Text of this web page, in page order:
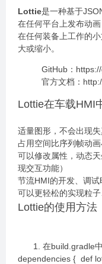
Lottie是一种基于
在任何平台上发布动
在任何装备上工作的
大或缩小。
GitHub：
官方文档：
Lottie在车载HMI
适量图形，不会出现
占用空间比序列帧动
可以修改属性，动态
现交互功能）
节流HMI的开发、调试
可以更轻松的实现粒
Lottie的使用方法
在build.gradle
dependencies { def